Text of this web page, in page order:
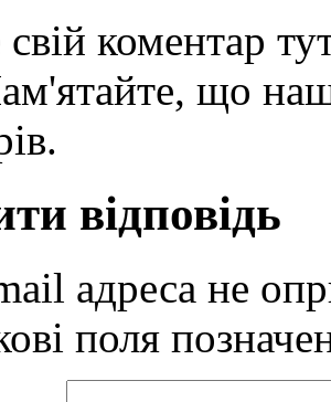
коментар
що
відповідь
адреса не
поля